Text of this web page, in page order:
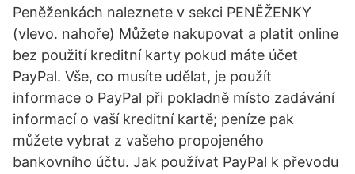
Peněženkách naleznete v sekci PENĚŽENKY
(vlevo. nahoře) Můžete nakupovat a platit online
bez použití kreditní karty pokud máte účet
PayPal. Vše, co musíte udělat, je použít
informace o PayPal při pokladně místo zadávání
informací o vaší kreditní kartě; peníze pak
můžete vybrat z vašeho propojeného
bankovního účtu. Jak používat PayPal k převodu